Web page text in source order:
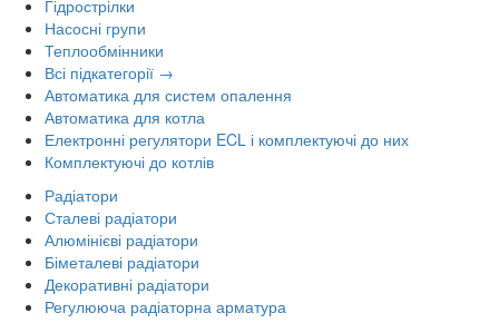
Гідрострілки
Насосні групи
Теплообмінники
Всі підкатегорії →
Автоматика для систем опалення
Автоматика для котла
Електронні регулятори ECL і комплектуючі до них
Комплектуючі до котлів
Радіатори
Сталеві радіатори
Алюмінієві радіатори
Біметалеві радіатори
Декоративні радіатори
Регулююча радіаторна арматура